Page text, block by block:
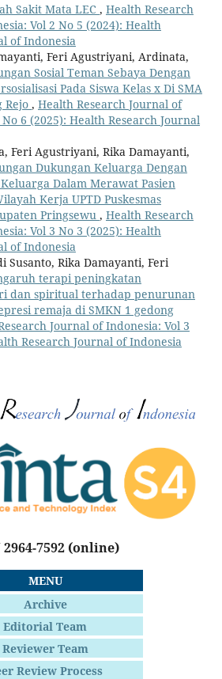
Sakit Mata LEC , Health Research
Vol 2 No 5 (2024): Health
of Indonesia
Feri Agustriyani, Ardinata,
Sosial Teman Sebaya Dengan
Pada Siswa Kelas x Di SMA
Rejo , Health Research Journal of
6 (2025): Health Research Journal
Feri Agustriyani, Rika Damayanti,
Dukungan Keluarga Dengan
Dalam Merawat Pasien
Kerja UPTD Puskesmas
Pringsewu , Health Research
Vol 3 No 3 (2025): Health
of Indonesia
Susanto, Rika Damayanti, Feri
terapi peningkatan
dan spiritual terhadap penurunan
remaja di SMKN 1 gedong
Journal of Indonesia: Vol 3
Research Journal of Indonesia
2964-7592(online)
MENU
Archive
Editorial Team
Reviewer Team
Review Process